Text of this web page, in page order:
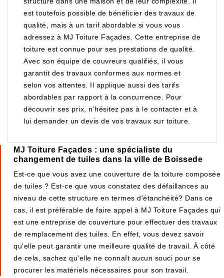
est toutefois possible de bénéficier des travaux de
qualité, mais à un tarif abordable si vous vous
adressez à MJ Toiture Façades. Cette entreprise de
toiture est connue pour ses prestations de qualité.
Avec son équipe de couvreurs qualifiés, il vous
garantit des travaux conformes aux normes et
selon vos attentes. Il applique aussi des tarifs
abordables par rapport à la concurrence. Pour
découvrir ses prix, n’hésitez pas à le contacter et à
lui demander un devis de vos travaux sur toiture.
MJ Toiture Façades : une spécialiste du
changement de tuiles dans la ville de Boissede
Est-ce que vous avez une couverture de la toiture composée
de tuiles ? Est-ce que vous constatez des défaillances au
niveau de cette structure en termes d'étanchéité? Dans ce
cas, il est préférable de faire appel à MJ Toiture Façades qui
est une entreprise de couverture pour effectuer des travaux
de remplacement des tuiles. En effet, vous devez savoir
qu'elle peut garantir une meilleure qualité de travail. À côté
de cela, sachez qu'elle ne connaît aucun souci pour se
procurer les matériels nécessaires pour son travail.